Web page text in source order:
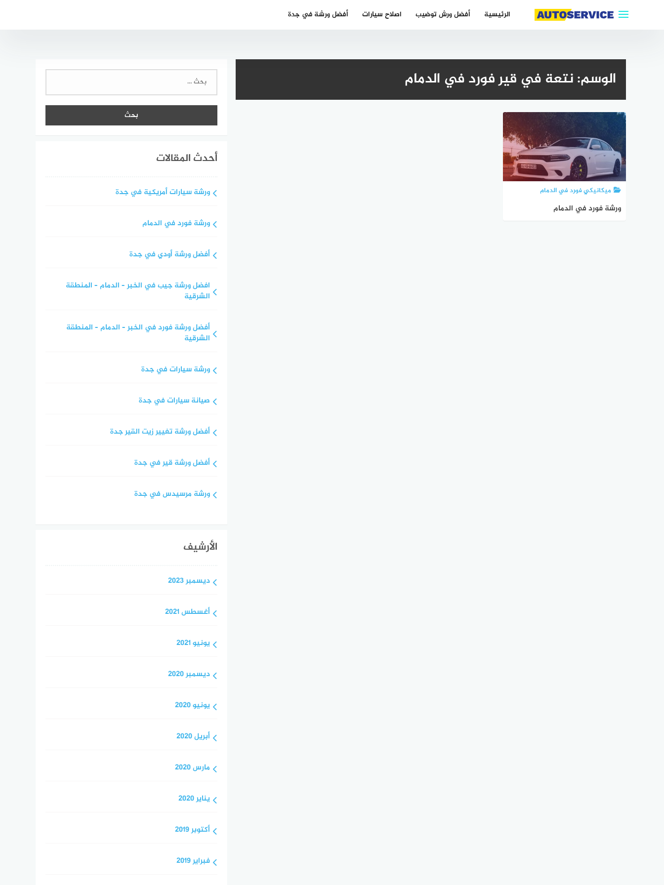
الرئيسية أفضل ورش توضيب اصلاح سيارات أفضل ورشة في جدة
الوسم:نتعة في قير فورد في الدمام
ميكانيكي فورد في الدمام
ورشة فورد في الدمام
عن:
أحدث المقالات
ورشة سيارات أمريكية في جدة
ورشة فورد في الدمام
أفضل ورشة أودي في جدة
افضل ورشة جيب في الخبر – الدمام – المنطقة
الشرقية
أفضل ورشة فورد في الخبر – الدمام – المنطقة
الشرقية
ورشة سيارات في جدة
صيانة سيارات في جدة
أفضل ورشة تغيير زيت القير جدة
أفضل ورشة قير في جدة
ورشة مرسيدس في جدة
الأرشيف
ديسمبر 2023
أغسطس 2021
يونيو 2021
ديسمبر 2020
يونيو 2020
أبريل 2020
مارس 2020
يناير 2020
أكتوبر 2019
فبراير 2019